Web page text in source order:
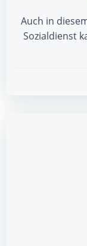
Auch in
Sozialdienst